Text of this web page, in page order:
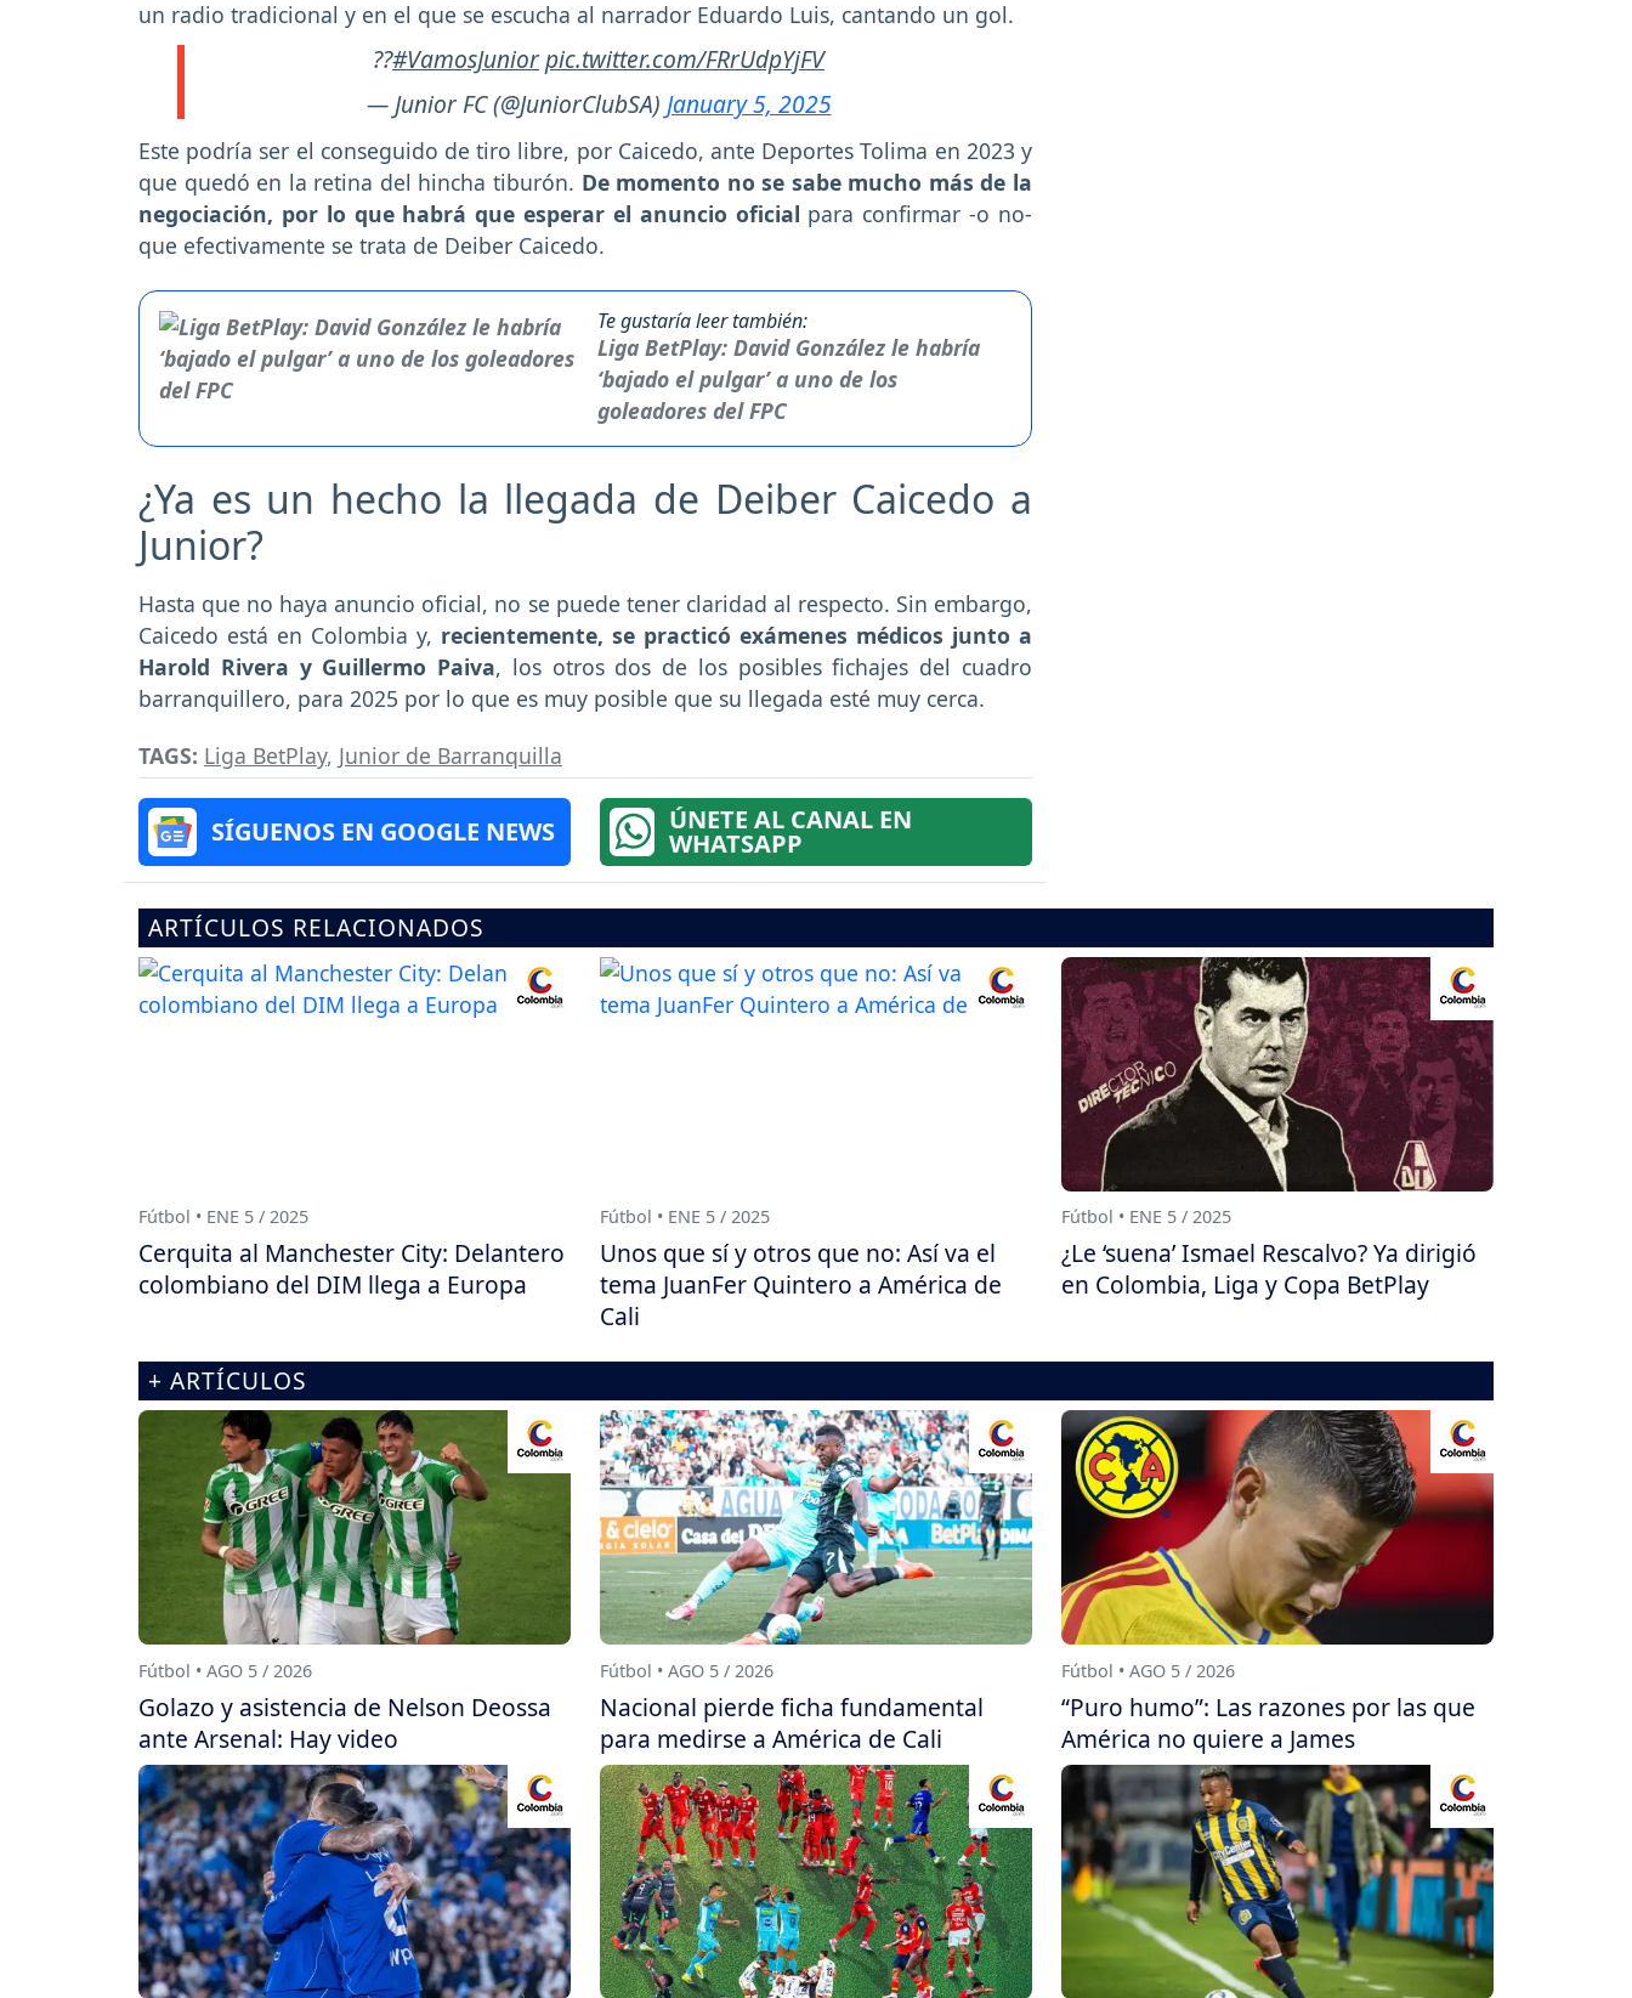
un radio tradicional y en el que se escucha al narrador Eduardo Luis, cantando un gol.
??#VamosJuniorpic.twitter.com/FRrUdpYjFV
— Junior FC (@JuniorClubSA) January 5, 2025
Este podría ser el conseguido de tiro libre, por Caicedo, ante Deportes Tolima en 2023 y
que quedó en la retina del hincha tiburón. De momento no se sabe mucho más de la
negociación, por lo que habrá que esperar el anuncio oficial para confirmar -o no-
que efectivamente se trata de Deiber Caicedo.
Te gustaría leer también:
Liga BetPlay: David González le habría
‘bajado el pulgar’ a uno de los
goleadores del FPC
¿Ya es un hecho la llegada de Deiber Caicedo a
Junior?
Hasta que no haya anuncio oficial, no se puede tener claridad al respecto. Sin embargo,
Caicedo está en Colombia y, recientemente, se practicó exámenes médicos junto a
Harold Rivera y Guillermo Paiva, los otros dos de los posibles fichajes del cuadro
barranquillero, para 2025 por lo que es muy posible que su llegada esté muy cerca.
TAGS: Liga BetPlay, Junior de Barranquilla
SÍGUENOS EN GOOGLE NEWS ÚNETE AL CANAL EN
WHATSAPP
ARTÍCULOS RELACIONADOS
Fútbol • ENE 5 / 2025
Cerquita al Manchester City: Delantero
colombiano del DIM llega a Europa
Fútbol • ENE 5 / 2025
Unos que sí y otros que no: Así va el
tema JuanFer Quintero a América de
Cali
Fútbol • ENE 5 / 2025
¿Le ‘suena’ Ismael Rescalvo? Ya dirigió
en Colombia, Liga y Copa BetPlay
+ ARTÍCULOS
Fútbol • AGO 5 / 2026
Golazo y asistencia de Nelson Deossa
ante Arsenal: Hay video
Fútbol • AGO 5 / 2026
Nacional pierde ficha fundamental
para medirse a América de Cali
Fútbol • AGO 5 / 2026
“Puro humo”: Las razones por las que
América no quiere a James